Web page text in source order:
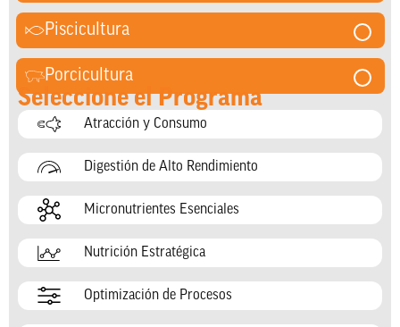
Piscicultura
Porcicultura
Seleccione el Programa
Atracción y Consumo
Digestión de Alto Rendimiento
Micronutrientes Esenciales
Nutrición Estratégica
Optimización de Procesos